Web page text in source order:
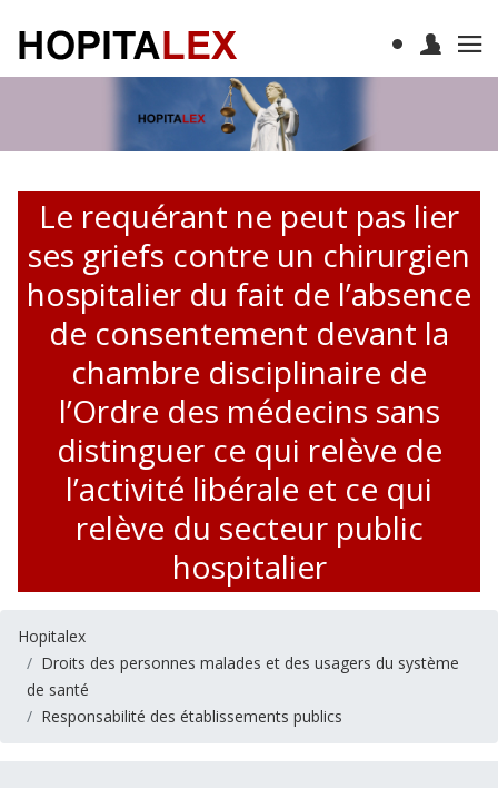
Le requérant ne peut pas lier
ses griefs contre un chirurgien
hospitalier du fait de l’absence
de consentement devant la
chambre disciplinaire de
l’Ordre des médecins sans
distinguer ce qui relève de
l’activité libérale et ce qui
relève du secteur public
hospitalier
Hopitalex
Droits des personnes malades et des usagers du système
de santé
Responsabilité des établissements publics